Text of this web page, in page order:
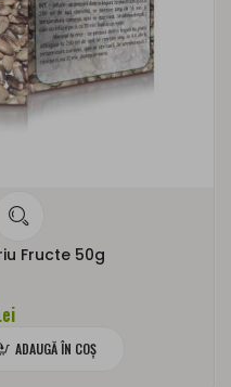
Fructe 50g
ADAUGĂ ÎN COŞ